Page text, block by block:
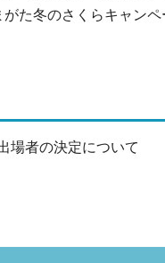
た冬のさくらキャンペ
場者の決定について